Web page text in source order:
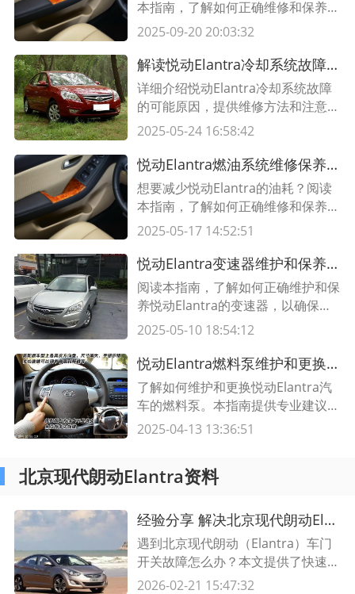
本指南，了解如何正确维修和保养您
的汽车燃油系统，以获得更好的燃油
2025-09-20 20:03:32
解读悦动Elantra冷却系统故障及维修方法
详细介绍悦动Elantra冷却系统故障
的可能原因，提供维修方法和注意事
项，让您更好地了解和解决这一问
2025-05-24 16:58:42
悦动Elantra燃油系统维修保养指南，助您汽车油耗更低。
想要减少悦动Elantra的油耗？阅读
本指南，了解如何正确维修和保养您
的汽车燃油系统，以获得更好的燃油
2025-05-17 14:52:51
悦动Elantra变速器维护和保养指南，让您的车辆行驶更顺畅
阅读本指南，了解如何正确维护和保
养悦动Elantra的变速器，以确保车
辆正常行驶，并延长变速器寿命。了
法以及其他维护提示，让您的驾驶体
验更加顺畅。
2025-05-10 18:54:12
悦动Elantra燃料泵维护和更换指南 专业建议与步骤
了解如何维护和更换悦动Elantra汽
车的燃料泵。本指南提供专业建议和
详细步骤，帮助您确保车辆正常运
2025-04-13 13:36:51
北京现代朗动Elantra资料
经验分享 解决北京现代朗动Elantra车门开关故障的快速修复方法
遇到北京现代朗动（Elantra）车门
开关故障怎么办？本文提供了快速修
复这一问题的解决方法，通过详细的
2026-02-21 15:47:32